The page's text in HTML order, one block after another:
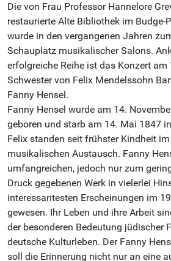
Die von Frau Professor Hannelore
restaurierte Alte Bibliothek im Budge-
wurde in den vergangenen Jahren
Schauplatz musikalischer Salons.
erfolgreiche Reihe ist das Konzert am
Schwester von Felix Mendelssohn
Fanny Hensel.
Fanny Hensel wurde am 14.
geboren und starb am 14. Mai 1847
Felix standen seit frühster Kindheit
musikalischen Austausch. Fanny
umfangreichen, jedoch nur zum
Druck gegebenen Werk in vielerlei
interessantesten Erscheinungen im
gewesen. Ihr Leben und ihre Arbeit
der besonderen Bedeutung jüdischer
deutsche Kulturleben. Der Fanny
soll die Erinnerung nicht nur an eine